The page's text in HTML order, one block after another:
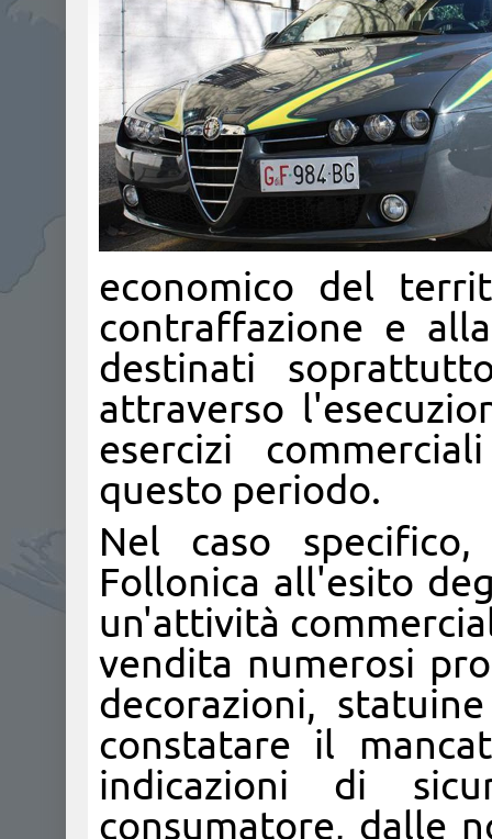
economico del
contraffazione e
destinati
attraverso
esercizi
questo periodo.
​Nel caso
Follonica all'esito
un'attività
vendita numerosi
decorazioni,
constatare il
indicazioni di
consumatore, dalle